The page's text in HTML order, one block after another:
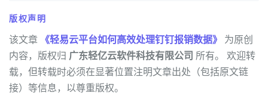
版权声明
该文章 《轻易云平台如何高效处理钉钉报销数据》 为原创
内容，版权归 广东轻亿云软件科技有限公司 所有。 欢迎转
载，但转载时必须在显著位置注明文章出处（包括原文链
接）等信息，以尊重版权。